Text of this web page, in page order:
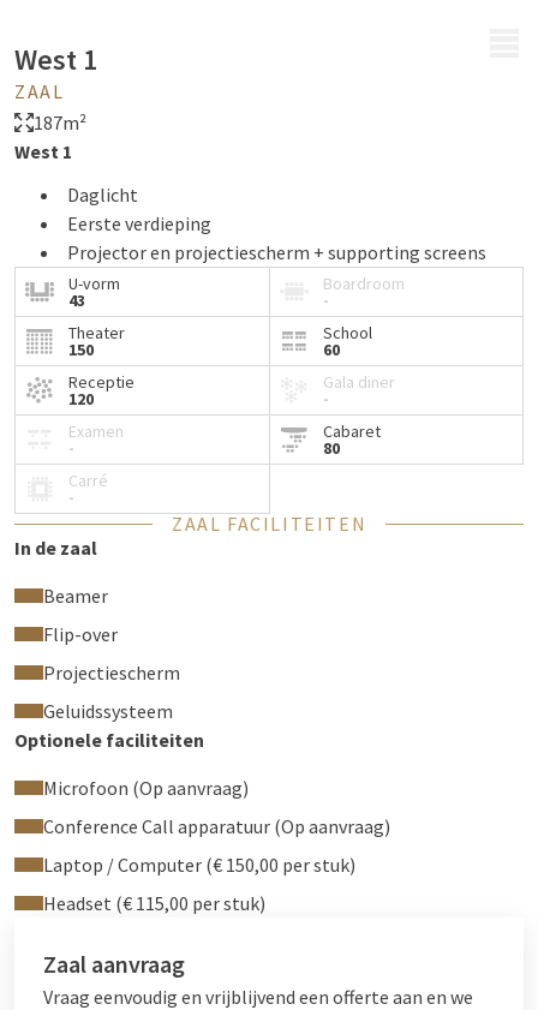
West 1
ZAAL
187m²
West 1
Daglicht
Eerste verdieping
Projector en projectiescherm + supporting screens
U-vorm
43
Boardroom
-
Theater
150
School
60
Receptie
120
Gala diner
-
Examen
-
Cabaret
80
Carré
-
ZAAL FACILITEITEN
In de zaal
Beamer
Flip-over
Projectiescherm
Geluidssysteem
Optionele faciliteiten
Microfoon (Op aanvraag)
Conference Call apparatuur (Op aanvraag)
Laptop / Computer (€ 150,00 per stuk)
Headset (€ 115,00 per stuk)
Zaal aanvraag
Vraag eenvoudig en vrijblijvend een offerte aan en we